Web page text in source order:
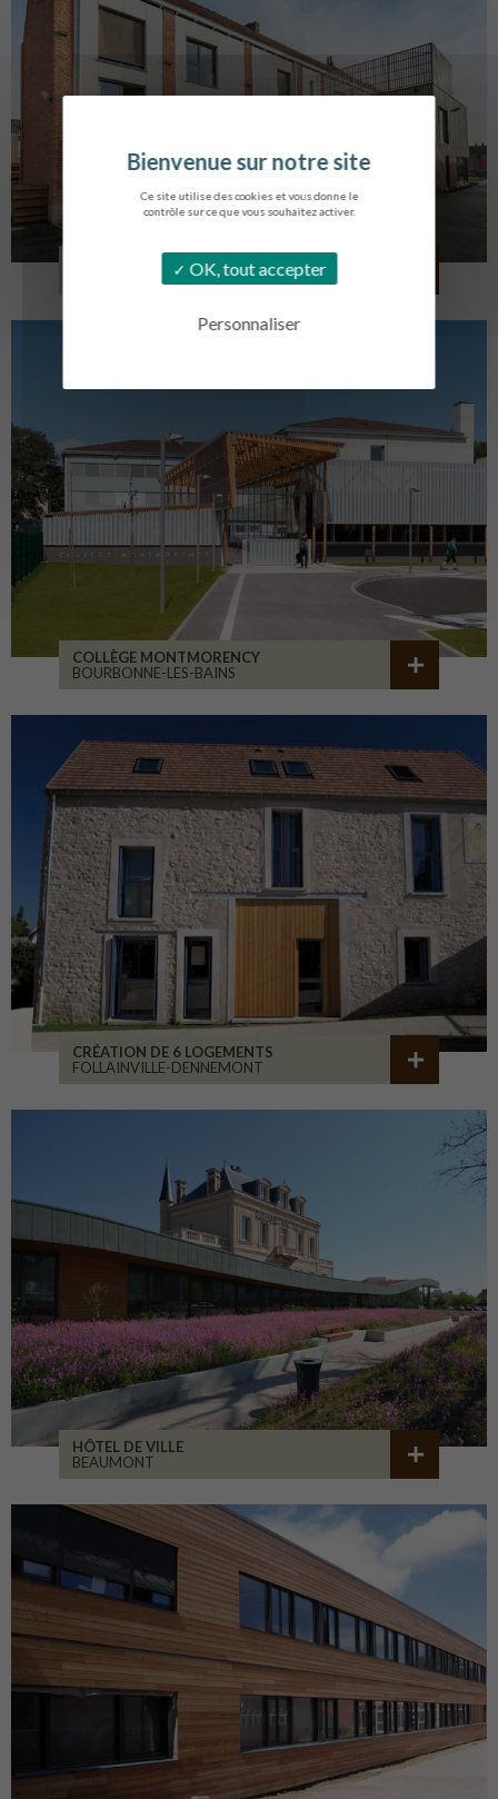
Ce site utilise des cookies et vous donne le
contrôle sur ce que vous souhaitez activer.
OK, tout accepter
Personnaliser
LOG. JEUNES TRAVAILLEURS
COLLÈGE MONTMORENCY
BOURBONNE-LES-BAINS
CRÉATION DE 6 LOGEMENTS
FOLLAINVILLE-DENNEMONT
HÔTEL DE VILLE
BEAUMONT